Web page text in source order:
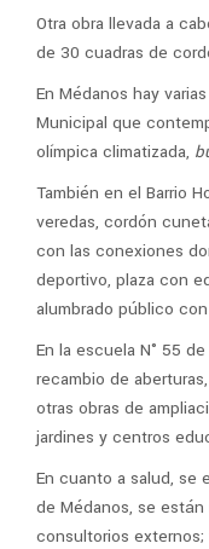
Otra obra llevada a
de 30 cuadras de
En Médanos hay
Municipal que
olímpica climatizada,
También en el Barrio
veredas, cordón
con las conexiones
deportivo, plaza con
alumbrado público
En la escuela N° 55
recambio de
otras obras de
jardines y centros
En cuanto a salud, se
de Médanos, se
consultorios